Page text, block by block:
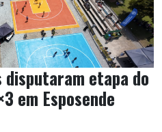
etapa do
em Esposende